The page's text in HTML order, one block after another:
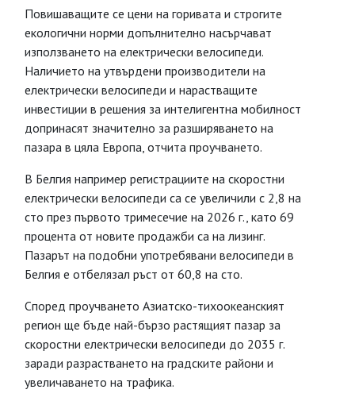
Повишаващите се цени на горивата и строгите
екологични норми допълнително насърчават
използването на електрически велосипеди.
Наличието на утвърдени производители на
електрически велосипеди и нарастващите
инвестиции в решения за интелигентна мобилност
допринасят значително за разширяването на
пазара в цяла Европа, отчита проучването.
В Белгия например регистрациите на скоростни
електрически велосипеди са се увеличили с 2,8 на
сто през първото тримесечие на 2026 г., като 69
процента от новите продажби са на лизинг.
Пазарът на подобни употребявани велосипеди в
Белгия е отбелязал ръст от 60,8 на сто.
Според проучването Азиатско-тихоокеанският
регион ще бъде най-бързо растящият пазар за
скоростни електрически велосипеди до 2035 г.
заради разрастването на градските райони и
увеличаването на трафика.